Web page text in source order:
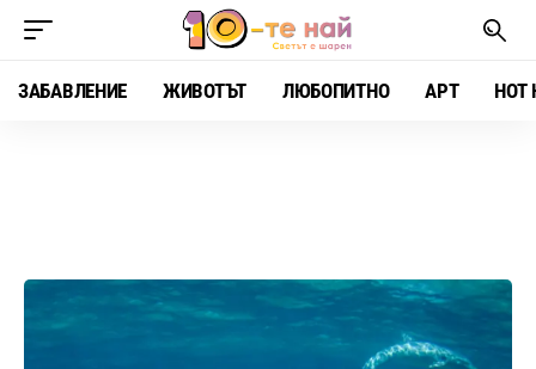
ЗАБАВЛЕНИЕ ЖИВОТЪТ ЛЮБОПИТНО АРТ HOT